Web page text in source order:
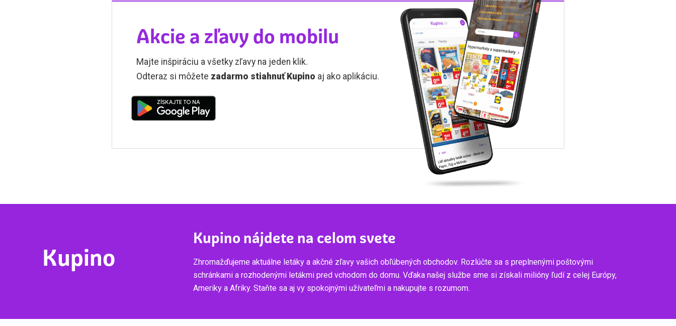
Akcie a zľavy do mobilu
Majte inšpiráciu a všetky zľavy na jeden klik.
Odteraz si môžete zadarmo stiahnuť Kupino aj ako aplikáciu.
Kupino
Kupino nájdete na celom svete
Zhromažďujeme aktuálne letáky a akčné zľavy vašich obľúbených obchodov. Rozlúčte sa s preplnenými poštovými
schránkami a rozhodenými letákmi pred vchodom do domu. Vďaka našej službe sme si získali milióny ľudí z celej Európy,
Ameriky a Afriky. Staňte sa aj vy spokojnými užívateľmi a nakupujte s rozumom.